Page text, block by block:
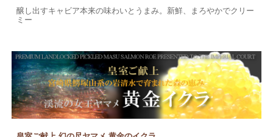
醸し出すキャビア本来の味わいとうまみ。新鮮、まろやかでクリー
ミー